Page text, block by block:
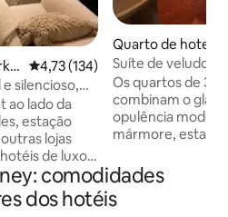
4,73 de uma avaliação média de
4,73 (134)
silencioso,
estação
lojas
de luxo a
de jogos
de
até tarde
Quarto de hotel ⋅
Suíte de veludo
Os quartos de 35
combinam o
opulência
mármore,
espaço
aqueles que
indulgência e um
comodidades
dos hotéis